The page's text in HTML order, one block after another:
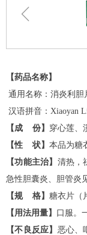
【药品名称】
通用名称：消炎利胆
汉语拼音：Xiaoyan
【成 份】 穿心莲、
【性 状】 本品为糖
【功能主治】 清热，
急性胆囊炎、胆管炎
【规 格】 糖衣片（
【用法用量】
口服。
【不良反应】 恶心、
ꁆ